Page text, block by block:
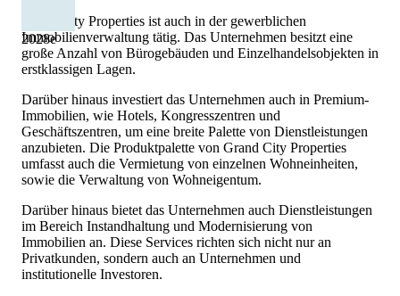
2028e
Grand City Properties ist auch in der gewerblichen
Immobilienverwaltung tätig. Das Unternehmen besitzt eine
große Anzahl von Bürogebäuden und Einzelhandelsobjekten in
erstklassigen Lagen.
Darüber hinaus investiert das Unternehmen auch in Premium-
Immobilien, wie Hotels, Kongresszentren und
Geschäftszentren, um eine breite Palette von Dienstleistungen
anzubieten. Die Produktpalette von Grand City Properties
umfasst auch die Vermietung von einzelnen Wohneinheiten,
sowie die Verwaltung von Wohneigentum.
Darüber hinaus bietet das Unternehmen auch Dienstleistungen
im Bereich Instandhaltung und Modernisierung von
Immobilien an. Diese Services richten sich nicht nur an
Privatkunden, sondern auch an Unternehmen und
institutionelle Investoren.